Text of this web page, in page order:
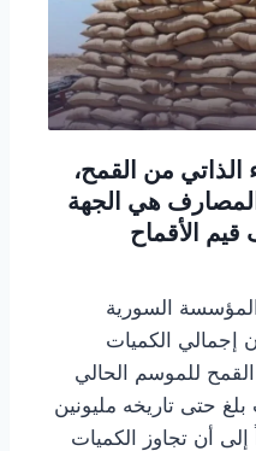
الذاتي من القمح،
هي الجهة
الأقماح
السورية
إجمالي الكميات
للموسم الحالي
حتى تاريخه مليونين
إلى أن تجاوز الكميات